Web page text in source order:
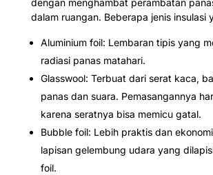
dengan menghambat perambatan
dalam ruangan. Beberapa jenis insulasi
Aluminium foil: Lembaran tipis yang
radiasi panas matahari.
Glasswool: Terbuat dari serat kaca,
panas dan suara. Pemasangannya
karena seratnya bisa memicu gatal.
Bubble foil: Lebih praktis dan
lapisan gelembung udara yang
foil.